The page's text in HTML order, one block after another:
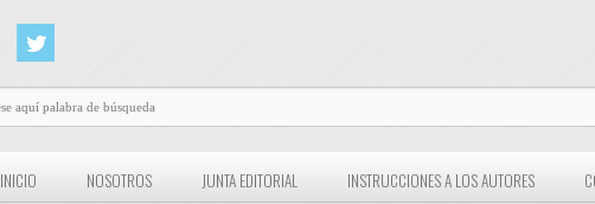
INICIO NOSOTROS JUNTA EDITORIAL INSTRUCCIONES A LOS AUTORES